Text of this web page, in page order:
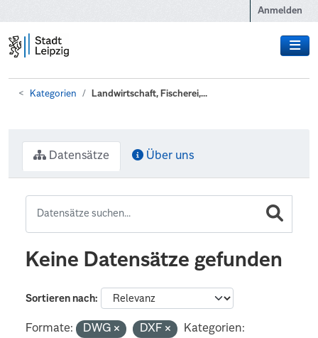
Anmelden
Kategorien Landwirtschaft, Fischerei,...
Datensätze Über uns
Keine Datensätze gefunden
Sortieren nach
Formate: DWG DXF
Kategorien: